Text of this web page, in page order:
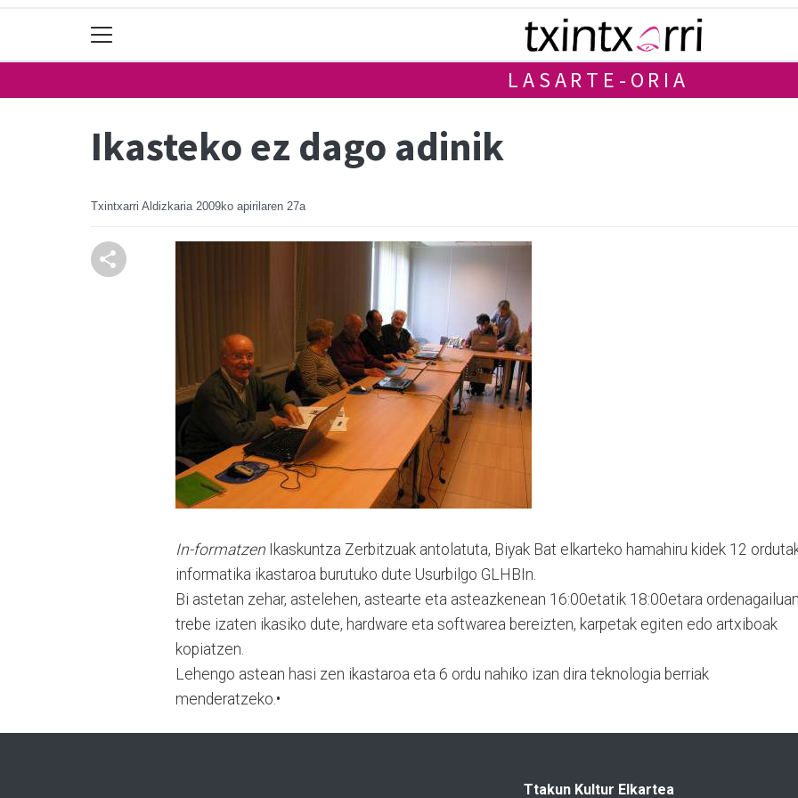
LASARTE-ORIA
Ikasteko ez dago adinik
Txintxarri Aldizkaria 2009ko apirilaren 27a
In-formatzen Ikaskuntza Zerbitzuak antolatuta, Biyak Bat elkarteko hamahiru kidek 12
informatika ikastaroa burutuko dute Usurbilgo GLHBIn.
Bi astetan zehar, astelehen, astearte eta asteazkenean 16:00etatik 18:00etara
trebe izaten ikasiko dute, hardware eta softwarea bereizten, karpetak egiten edo artxiboak
kopiatzen.
Lehengo astean hasi zen ikastaroa eta 6 ordu nahiko izan dira teknologia berriak
menderatzeko.•
Ttakun Kultur Elkartea